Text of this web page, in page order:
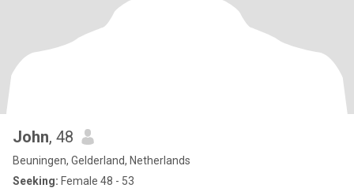
John, 48
Beuningen, Gelderland, Netherlands
Seeking: Female 48 - 53